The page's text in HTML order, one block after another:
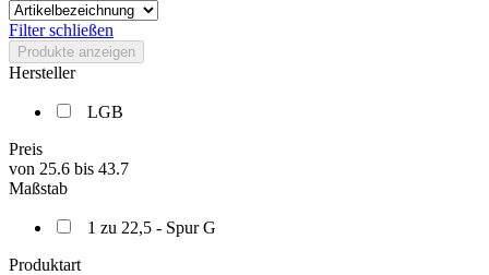
Filter schließen
Produkte anzeigen
Hersteller
LGB
Preis
von 25.6 bis 43.7
Maßstab
1 zu 22,5 - Spur G
Produktart